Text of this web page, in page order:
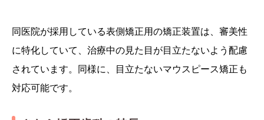
同医院が採用している表側矯正用の矯正装置は、審美性
に特化していて、治療中の見た目が目立たないよう配慮
されています。同様に、目立たないマウスピース矯正も
対応可能です。